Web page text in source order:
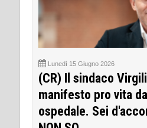
Lunedì 15 Giugno 2026
(CR) Il sindaco
manifesto pro vita
ospedale. Sei